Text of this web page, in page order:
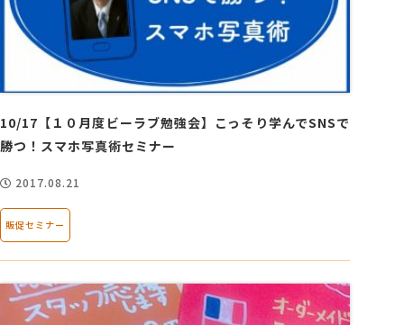
10/17【１０月度ビーラブ勉強会】こっそり学んでSNSで
勝つ！スマホ写真術セミナー
2017.08.21
販促セミナー